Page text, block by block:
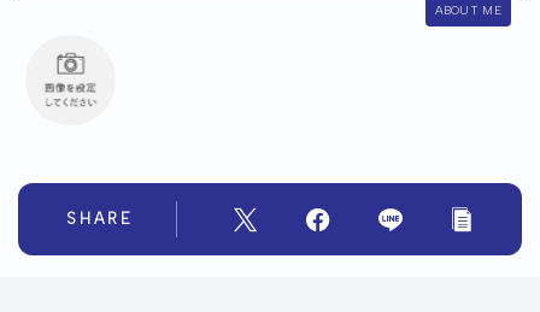
ABOUT ME
SHARE